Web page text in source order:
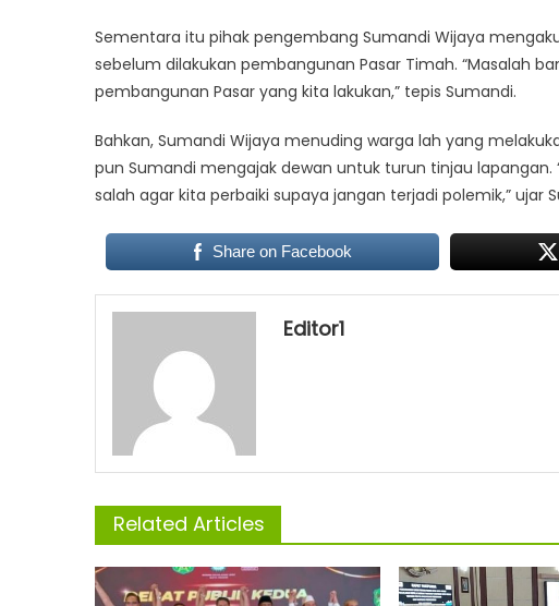
Sementara itu pihak pengembang Sumandi Wijaya
sebelum dilakukan pembangunan Pasar Timah. “Masalah
pembangunan Pasar yang kita lakukan,” tepis Sumandi.
Bahkan, Sumandi Wijaya menuding warga lah yang
pun Sumandi mengajak dewan untuk turun tinjau lapangan.
salah agar kita perbaiki supaya jangan terjadi polemik,” ujar
Share on Facebook
Editor1
Related Articles